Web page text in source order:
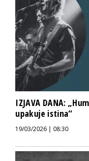
IZJAVA DANA:
upakuje istina“
19/03/2026 | 08:30